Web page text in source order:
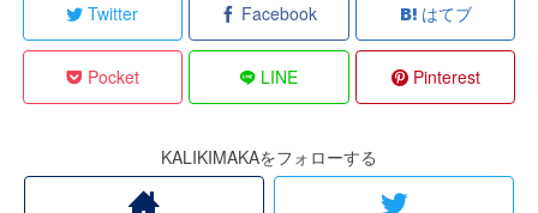
Twitter
Facebook はてブ
Pocket LINE Pinterest
KALIKIMAKAをフォローする